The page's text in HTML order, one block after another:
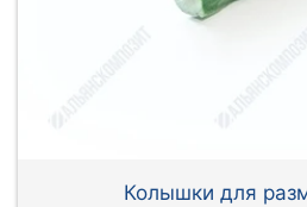
Колышки для